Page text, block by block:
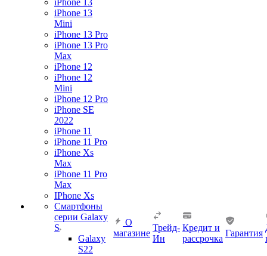
iPhone 13
iPhone 13
Mini
iPhone 13 Pro
iPhone 13 Pro
Max
iPhone 12
iPhone 12
Mini
iPhone 12 Pro
iPhone SE
2022
iPhone 11
iPhone 11 Pro
iPhone Xs
Max
iPhone 11 Pro
Max
IPhone Xs
Смартфоны
серии Galaxy
S
Galaxy
S22
О
магазине
Трейд-
Ин
Кредит и
рассрочка
Гарантия